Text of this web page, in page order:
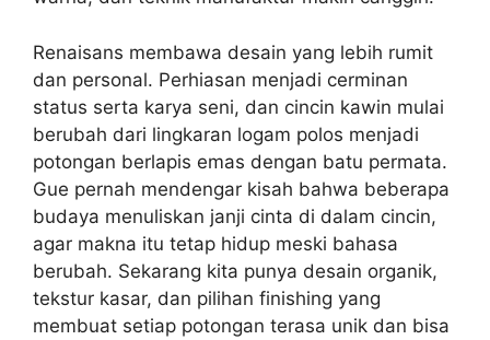
Renaisans membawa desain yang lebih rumit
dan personal. Perhiasan menjadi cerminan
status serta karya seni, dan cincin kawin mulai
berubah dari lingkaran logam polos menjadi
potongan berlapis emas dengan batu permata.
Gue pernah mendengar kisah bahwa beberapa
budaya menuliskan janji cinta di dalam cincin,
agar makna itu tetap hidup meski bahasa
berubah. Sekarang kita punya desain organik,
tekstur kasar, dan pilihan finishing yang
membuat setiap potongan terasa unik dan bisa